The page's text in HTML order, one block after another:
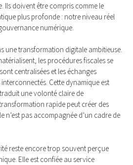
Ils doivent être compris comme le
plus profonde : notre niveau réel
numérique.
une transformation digitale ambitieuse.
les procédures fiscales se
centralisées et les échanges
Cette dynamique est
une volonté claire de
rapide peut créer des
n’est pas accompagnée d’un cadre de
reste encore trop souvent perçue
Elle est confiée au service